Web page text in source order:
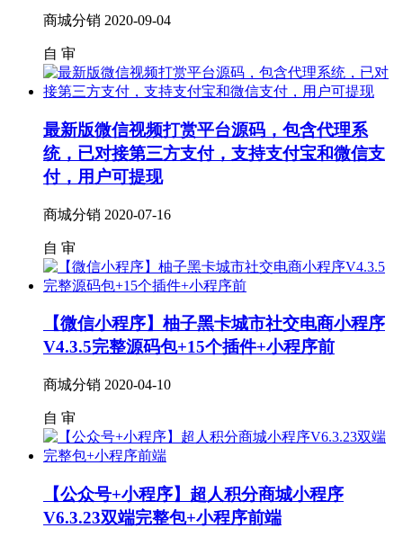
商城分销 2020-09-04
自 审
最新版微信视频打赏平台源码，包含代理系
统，已对接第三方支付，支持支付宝和微信支
付，用户可提现
商城分销 2020-07-16
自 审
【微信小程序】柚子黑卡城市社交电商小程序
V4.3.5完整源码包+15个插件+小程序前
商城分销 2020-04-10
自 审
【公众号+小程序】超人积分商城小程序
V6.3.23双端完整包+小程序前端